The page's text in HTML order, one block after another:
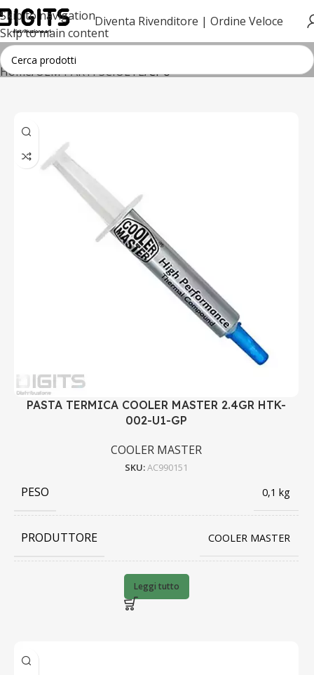
Skip to navigation
Skip to main content
Diventa Rivenditore | Ordine Veloce
Home OEM PARTI SCIOLTE CPU
PASTA TERMICA COOLER MASTER 2.4GR HTK-
002-U1-GP
COOLER MASTER
SKU:AC990151
PESO 0,1 kg
PRODUTTORE COOLER MASTER
Leggi tutto